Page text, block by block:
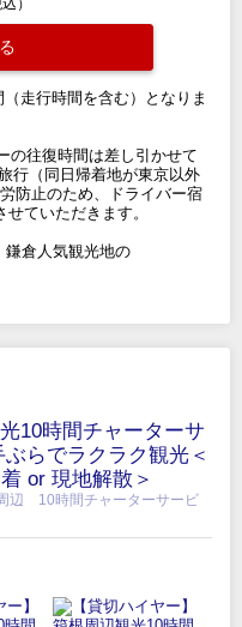
）
走行時間を含む）となりま
の往復時間は差し引かせて
行（同日帰着地が東京以外
防止のため、ドライバー宿
ていただきます。
鎌倉人気観光地の
10時間チャーターサ
らでラクラク観光＜
or 現地解散＞
辺 10時間チャーターサービ